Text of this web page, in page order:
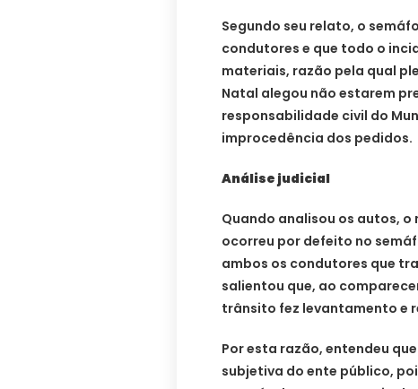
Segundo seu relato, o
condutores e que todo o
materiais, razão pela qual
Natal alegou não estarem
responsabilidade civil do
improcedência dos pedidos.
Análise judicial
Quando analisou os autos,
ocorreu por defeito no
ambos os condutores que
salientou que, ao
trânsito fez levantamento e
Por esta razão, entendeu
subjetiva do ente público,